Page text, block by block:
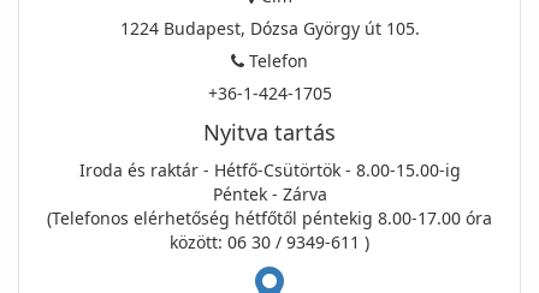
1224 Budapest, Dózsa György út 105.
Telefon
+36-1-424-1705
Nyitva tartás
Iroda és raktár - Hétfő-Csütörtök - 8.00-15.00-ig
Péntek - Zárva
(Telefonos elérhetőség hétfőtől péntekig 8.00-17.00 óra
között: 06 30 / 9349-611 )